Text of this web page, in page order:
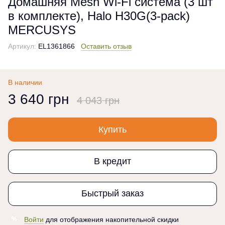
в комплекте), Halo H30G(3-pack)
MERCUSYS
Артикул: EL1361866 Оставить отзыв
В наличии
3 640 грн 4 043 грн
Купить
В кредит
Быстрый заказ
Войти для отображения накопительной скидки